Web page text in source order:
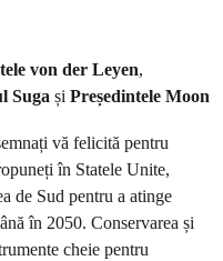
von der Leyen,
Suga și Președintele Moon
vă felicită pentru
în Statele Unite,
de Sud pentru a atinge
în 2050. Conservarea și
cheie pentru